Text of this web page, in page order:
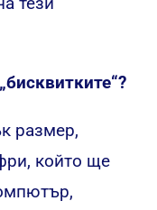
размер,
който ще